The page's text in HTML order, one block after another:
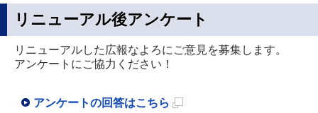
ジ
開
す
リニューアル後アンケート
リニューアルした広報なよろにご意見を募集します。
アンケートにご協力ください！
アンケートの回答はこちら